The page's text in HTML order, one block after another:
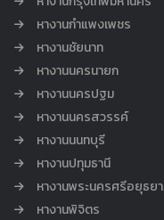
หางานกำแพงเพชร
หางานชัยนาท
หางานนครนายก
หางานนครปฐม
หางานนครสวรรค์
หางานนนทบุรี
หางานปทุมธานี
หางานพระนครศรีอยุธยา
หางานพิจิตร